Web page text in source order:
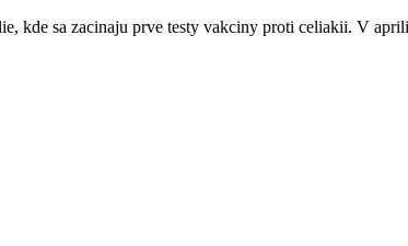
kde sa zacinaju prve testy vakciny proti celiakii. V